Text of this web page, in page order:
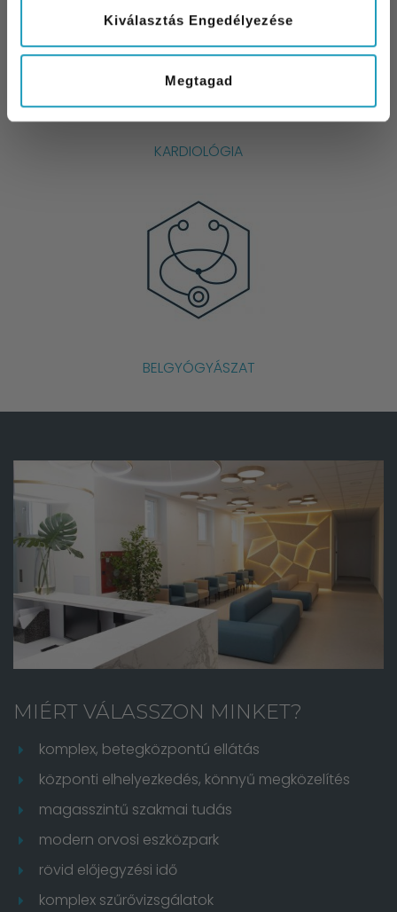
Kiválasztás Engedélyezése
Megtagad
KARDIOLÓGIA
BELGYÓGYÁSZAT
MIÉRT VÁLASSZON MINKET?
komplex, betegközpontú ellátás
központi elhelyezkedés, könnyű megközelítés
magasszintű szakmai tudás
modern orvosi eszközpark
rövid előjegyzési idő
komplex szűrővizsgálatok